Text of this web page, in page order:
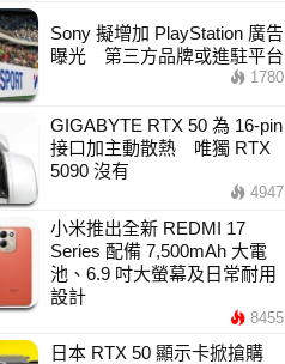
Sony 擬增加 PlayStation 廣告
曝光 第三方品牌或進駐平台
1780
GIGABYTE RTX 50 為 16-pin
接口加主動散熱 唯獨 RTX
5090 沒有
4947
小米推出全新 REDMI 17
Series 配備 7,500mAh 大電
池、6.9 吋大螢幕及日常耐用
設計
8455
日本 RTX 50 顯示卡掀搶購